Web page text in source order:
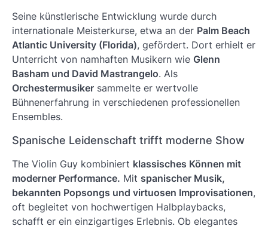
Seine künstlerische Entwicklung wurde durch
internationale Meisterkurse, etwa an der Palm Beach
Atlantic University (Florida), gefördert. Dort erhielt er
Unterricht von namhaften Musikern wie Glenn
Basham und David Mastrangelo. Als
Orchestermusiker sammelte er wertvolle
Bühnenerfahrung in verschiedenen professionellen
Ensembles.
Spanische Leidenschaft trifft moderne Show
The Violin Guy kombiniert klassisches Können mit
moderner Performance. Mit spanischer Musik,
bekannten Popsongs und virtuosen Improvisationen,
oft begleitet von hochwertigen Halbplaybacks,
schafft er ein einzigartiges Erlebnis. Ob elegantes